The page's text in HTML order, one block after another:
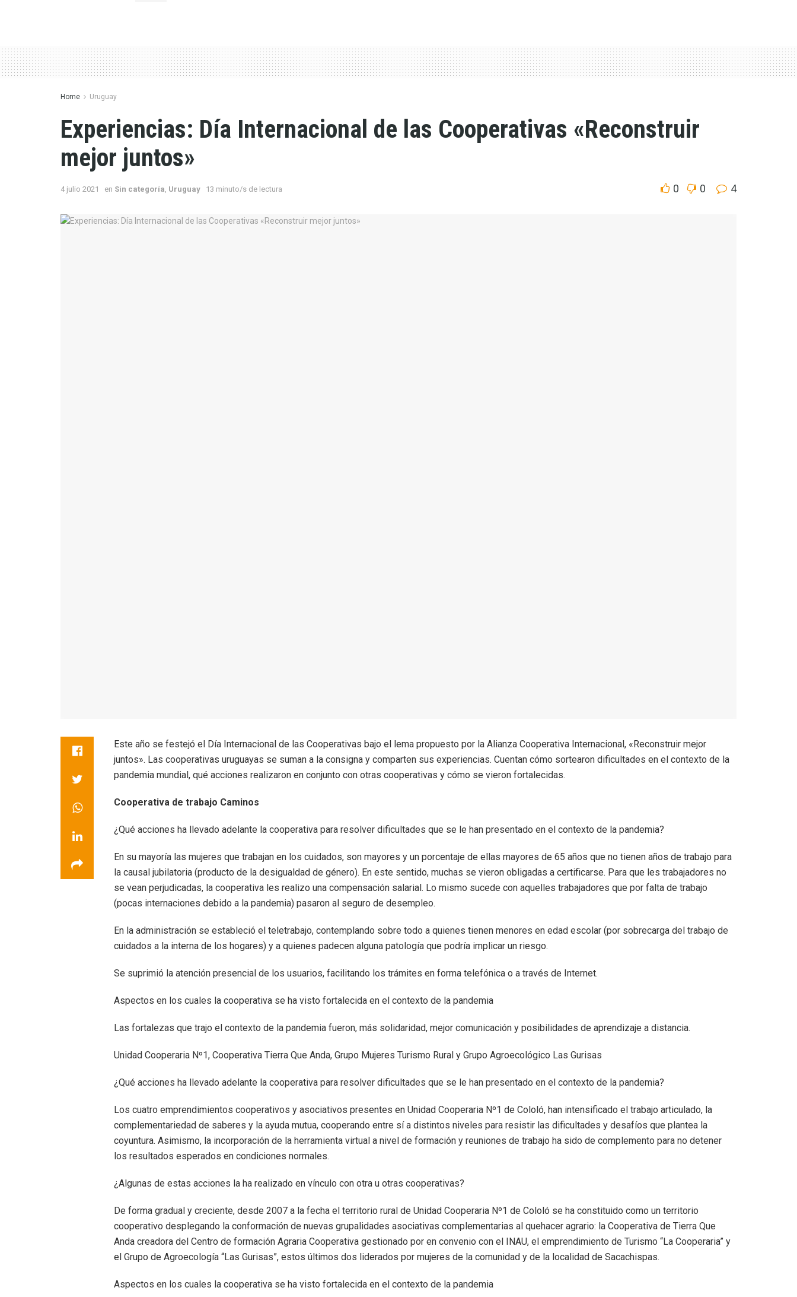
Home Uruguay
Experiencias: Día Internacional de las Cooperativas «Reconstruir
mejor juntos»
4 julio 2021 en Sin categoría Uruguay 13 minuto/s de lectura 0 0 4
Este año se festejó el Día Internacional de las Cooperativas bajo el lema propuesto por la Alianza Cooperativa Internacional, «Reconstruir mejor
juntos». Las cooperativas uruguayas se suman a la consigna y comparten sus experiencias. Cuentan cómo sortearon dificultades en el contexto de la
pandemia mundial, qué acciones realizaron en conjunto con otras cooperativas y cómo se vieron fortalecidas.
Cooperativa de trabajo Caminos
¿Qué acciones ha llevado adelante la cooperativa para resolver dificultades que se le han presentado en el contexto de la pandemia?
En su mayoría las mujeres que trabajan en los cuidados, son mayores y un porcentaje de ellas mayores de 65 años que no tienen años de trabajo para
la causal jubilatoria (producto de la desigualdad de género). En este sentido, muchas se vieron obligadas a certificarse. Para que les trabajadores no
se vean perjudicadas, la cooperativa les realizo una compensación salarial. Lo mismo sucede con aquelles trabajadores que por falta de trabajo
(pocas internaciones debido a la pandemia) pasaron al seguro de desempleo.
En la administración se estableció el teletrabajo, contemplando sobre todo a quienes tienen menores en edad escolar (por sobrecarga del trabajo de
cuidados a la interna de los hogares) y a quienes padecen alguna patología que podría implicar un riesgo.
Se suprimió la atención presencial de los usuarios, facilitando los trámites en forma telefónica o a través de Internet.
Aspectos en los cuales la cooperativa se ha visto fortalecida en el contexto de la pandemia
Las fortalezas que trajo el contexto de la pandemia fueron, más solidaridad, mejor comunicación y posibilidades de aprendizaje a distancia.
Unidad Cooperaria Nº1, Cooperativa Tierra Que Anda, Grupo Mujeres Turismo Rural y Grupo Agroecológico Las Gurisas
¿Qué acciones ha llevado adelante la cooperativa para resolver dificultades que se le han presentado en el contexto de la pandemia?
Los cuatro emprendimientos cooperativos y asociativos presentes en Unidad Cooperaria Nº1 de Cololó, han intensificado el trabajo articulado, la
complementariedad de saberes y la ayuda mutua, cooperando entre sí a distintos niveles para resistir las dificultades y desafíos que plantea la
coyuntura. Asimismo, la incorporación de la herramienta virtual a nivel de formación y reuniones de trabajo ha sido de complemento para no detener
los resultados esperados en condiciones normales.
¿Algunas de estas acciones la ha realizado en vínculo con otra u otras cooperativas?
De forma gradual y creciente, desde 2007 a la fecha el territorio rural de Unidad Cooperaria Nº1 de Cololó se ha constituido como un territorio
cooperativo desplegando la conformación de nuevas grupalidades asociativas complementarias al quehacer agrario: la Cooperativa de Tierra Que
Anda creadora del Centro de formación Agraria Cooperativa gestionado por en convenio con el INAU, el emprendimiento de Turismo “La Cooperaria” y
el Grupo de Agroecología “Las Gurisas”, estos últimos dos liderados por mujeres de la comunidad y de la localidad de Sacachispas.
Aspectos en los cuales la cooperativa se ha visto fortalecida en el contexto de la pandemia